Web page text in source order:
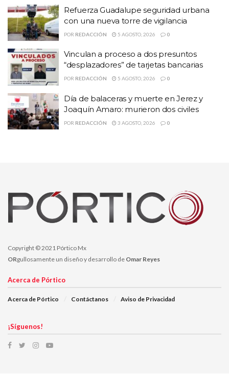
Asimismo, aseguraron tres vehículos, tres armas de fuego largas y
cargadores.
Temas:
balacera en Pánfilo Natera
enfrentamiento de la PEP y GN
municipio de Pánfilo Natera
Refuerza Guadalupe seguridad urbana
con una nueva torre de vigilancia
POR REDACCIÓN 5 AGOSTO, 2026 0
Vinculan a proceso a dos presuntos
“desplazadores” de tarjetas bancarias
POR REDACCIÓN 5 AGOSTO, 2026 0
Día de balaceras y muerte en Jerez y
Joaquín Amaro: murieron dos civiles
POR REDACCIÓN 3 AGOSTO, 2026 0
Copyright © 2021 Pórtico Mx
ORgullosamente un diseño y desarrollo de Omar Reyes
Acerca de Pórtico
Acerca de Pórtico Contáctanos Aviso de Privacidad
¡Síguenos!